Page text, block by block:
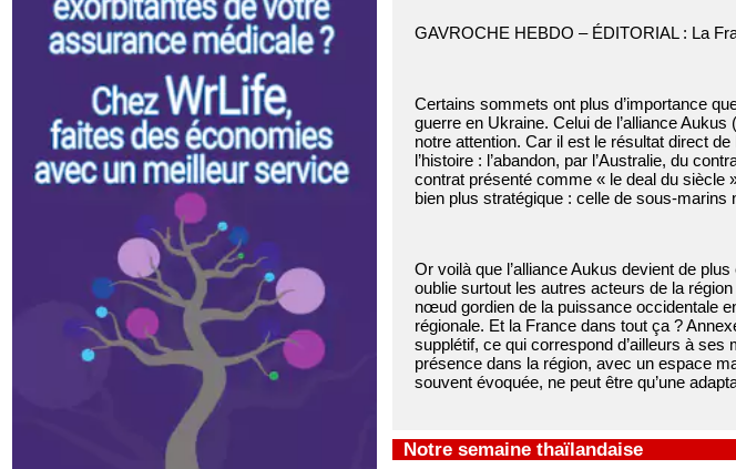
GAVROCHE HEBDO – ÉDITORIAL : La
Certains sommets ont plus d’importance
guerre en Ukraine. Celui de l’alliance
notre attention. Car il est le résultat direct
l’histoire : l’abandon, par l’Australie, du
contrat présenté comme « le deal du siècle
bien plus stratégique : celle de sous-marins
Or voilà que l’alliance Aukus devient de
oublie surtout les autres acteurs de la
nœud gordien de la puissance occidentale
régionale. Et la France dans tout ça ?
supplétif, ce qui correspond d’ailleurs à
présence dans la région, avec un espace
souvent évoquée, ne peut être qu’une
Notre semaine thaïlandaise